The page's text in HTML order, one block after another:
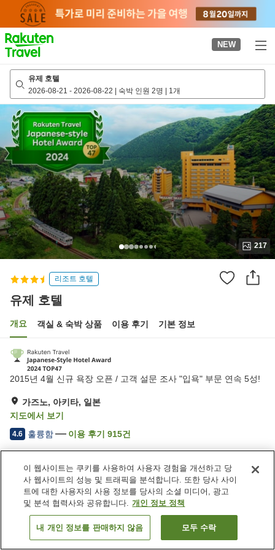
page
NEW
유제 호텔
2026-08-21 - 2026-08-22 | 숙박 인원 2명 | 1개
217
리조트 호텔
유제 호텔
개요 객실 & 숙박 상품 이용 후기 기본 정보
2015년 4월 신규 욕장 오픈 / 고객 설문 조사 "입욕" 부문 연속 5성!
가즈노, 아키타, 일본
지도에서 보기
4.6 훌륭함 이용 후기 915건
숙소 편의 시설/서비스
주차장
라운지
자동판매기
상점
일본 아키타 가즈노 유제 호텔
객실 보기
이 웹사이트는 쿠키를 사용하여 사용자 경험을 개선하고 당
사 웹사이트의 성능 및 트래픽을 분석합니다. 또한 당사 사이
트에 대한 사용자의 사용 정보를 당사의 소셜 미디어, 광고
및 분석 협력사와 공유합니다. 개인 정보 정책
내 개인 정보를 판매하지 않음 모두 수락